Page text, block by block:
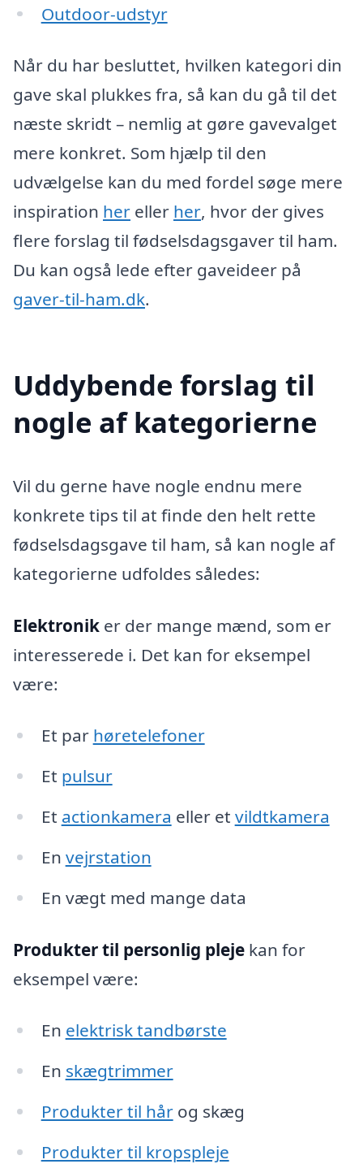
Outdoor-udstyr
Når du har besluttet, hvilken kategori din
gave skal plukkes fra, så kan du gå til det
næste skridt – nemlig at gøre gavevalget
mere konkret. Som hjælp til den
udvælgelse kan du med fordel søge mere
inspiration her eller her, hvor der gives
flere forslag til fødselsdagsgaver til ham.
Du kan også lede efter gaveideer på
gaver-til-ham.dk.
Uddybende forslag til
nogle af kategorierne
Vil du gerne have nogle endnu mere
konkrete tips til at finde den helt rette
fødselsdagsgave til ham, så kan nogle af
kategorierne udfoldes således:
Elektronik er der mange mænd, som er
interesserede i. Det kan for eksempel
være:
Et par høretelefoner
Et pulsur
Et actionkamera eller et vildtkamera
En vejrstation
En vægt med mange data
Produkter til personlig pleje kan for
eksempel være:
En elektrisk tandbørste
En skægtrimmer
Produkter til hårog skæg
Produkter til kropspleje